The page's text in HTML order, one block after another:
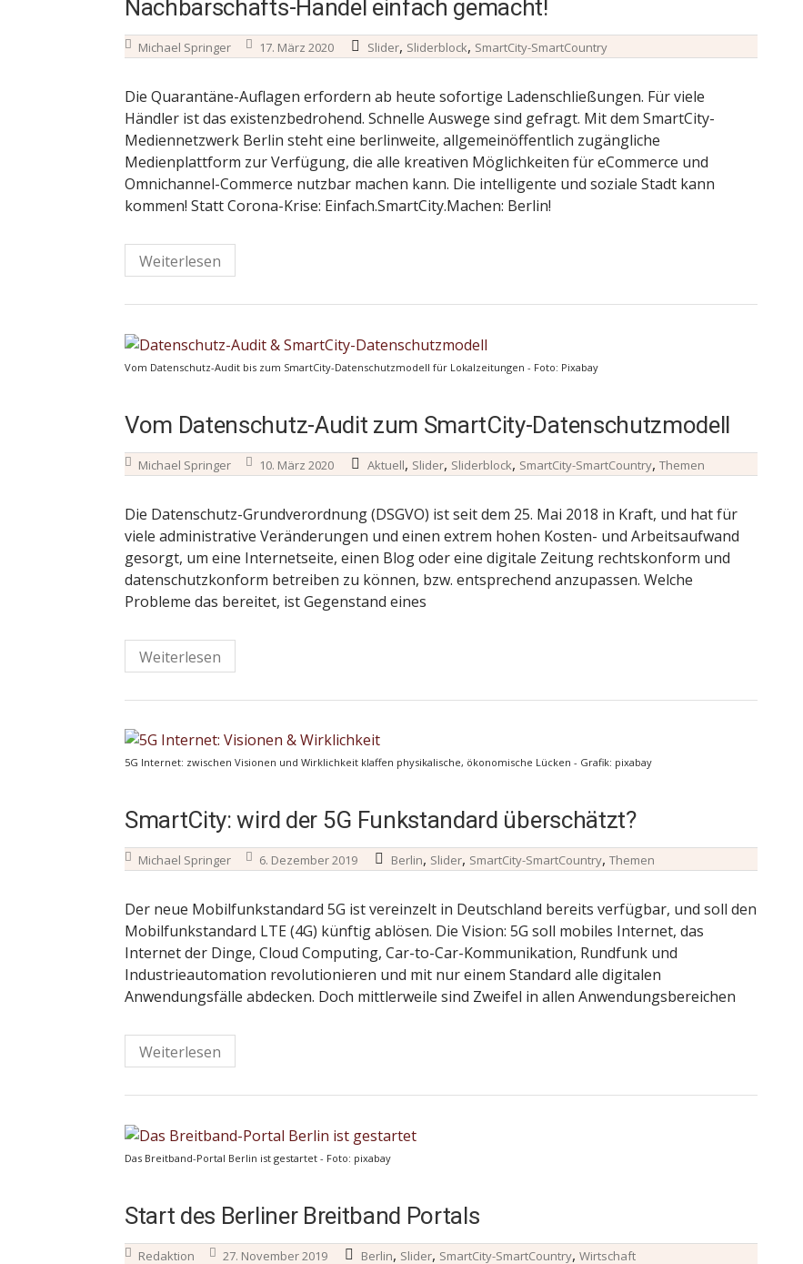
Nachbarschafts-Handel einfach gemacht!
Michael Springer 17. März 2020 Slider, Sliderblock, SmartCity-SmartCountry
Die Quarantäne-Auflagen erfordern ab heute sofortige Ladenschließungen. Für viele
Händler ist das existenzbedrohend. Schnelle Auswege sind gefragt. Mit dem SmartCity-
Mediennetzwerk Berlin steht eine berlinweite, allgemeinöffentlich zugängliche
Medienplattform zur Verfügung, die alle kreativen Möglichkeiten für eCommerce und
Omnichannel-Commerce nutzbar machen kann. Die intelligente und soziale Stadt kann
kommen! Statt Corona-Krise: Einfach.SmartCity.Machen: Berlin!
Weiterlesen
Vom Datenschutz-Audit bis zum SmartCity-Datenschutzmodell für Lokalzeitungen - Foto: Pixabay
Vom Datenschutz-Audit zum SmartCity-Datenschutzmodell
Michael Springer 10. März 2020 Aktuell, Slider, Sliderblock, SmartCity-SmartCountry, Themen
Die Datenschutz-Grundverordnung (DSGVO) ist seit dem 25. Mai 2018 in Kraft, und hat für
viele administrative Veränderungen und einen extrem hohen Kosten- und Arbeitsaufwand
gesorgt, um eine Internetseite, einen Blog oder eine digitale Zeitung rechtskonform und
datenschutzkonform betreiben zu können, bzw. entsprechend anzupassen. Welche
Probleme das bereitet, ist Gegenstand eines
Weiterlesen
5G Internet: zwischen Visionen und Wirklichkeit klaffen physikalische, ökonomische Lücken - Grafik: pixabay
SmartCity: wird der 5G Funkstandard überschätzt?
Michael Springer 6. Dezember 2019 Berlin, Slider, SmartCity-SmartCountry, Themen
Der neue Mobilfunkstandard 5G ist vereinzelt in Deutschland bereits verfügbar, und soll den
Mobilfunkstandard LTE (4G) künftig ablösen. Die Vision: 5G soll mobiles Internet, das
Internet der Dinge, Cloud Computing, Car-to-Car-Kommunikation, Rundfunk und
Industrieautomation revolutionieren und mit nur einem Standard alle digitalen
Anwendungsfälle abdecken. Doch mittlerweile sind Zweifel in allen Anwendungsbereichen
Weiterlesen
Das Breitband-Portal Berlin ist gestartet - Foto: pixabay
Start des Berliner Breitband Portals
Redaktion 27. November 2019 Berlin, Slider, SmartCity-SmartCountry, Wirtschaft